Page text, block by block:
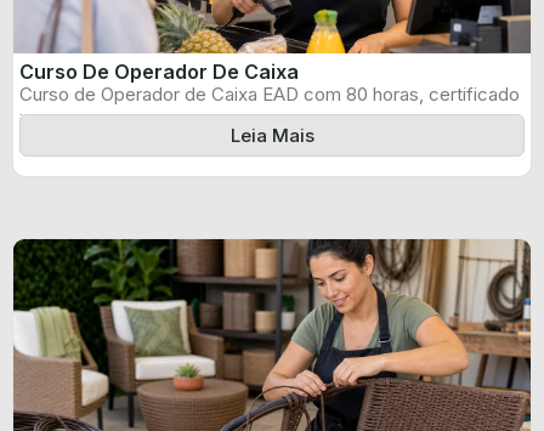
Curso De Operador De Caixa
Curso de Operador de Caixa EAD com 80 horas, certificado
informado pelo produtor ...
Leia Mais